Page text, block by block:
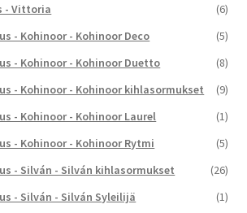
- Vittoria
(6)
- Kohinoor - Kohinoor Deco
(5)
- Kohinoor - Kohinoor Duetto
(8)
- Kohinoor - Kohinoor kihlasormukset
(9)
- Kohinoor - Kohinoor Laurel
(1)
- Kohinoor - Kohinoor Rytmi
(5)
- Silván - Silván kihlasormukset
(26)
- Silván - Silván Syleilijä
(1)